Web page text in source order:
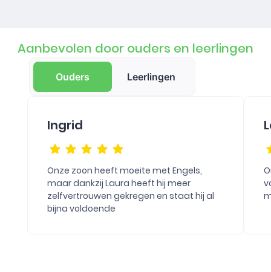
Aanbevolen door ouders en leerlingen
Ouders Leerlingen
Ingrid
Onze zoon heeft moeite met Engels,
maar dankzij Laura heeft hij meer
zelfvertrouwen gekregen en staat hij al
bijna voldoende